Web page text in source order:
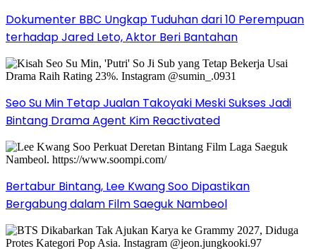
Dokumenter BBC Ungkap Tuduhan dari 10 Perempuan
terhadap Jared Leto, Aktor Beri Bantahan
Seo Su Min Tetap Jualan Takoyaki Meski Sukses Jadi
Bintang Drama Agent Kim Reactivated
Bertabur Bintang, Lee Kwang Soo Dipastikan
Bergabung dalam Film Saeguk Nambeol